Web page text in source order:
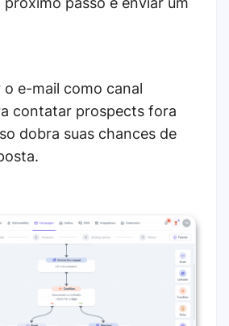
o e-mail como canal
contatar prospects fora
dobra suas chances de